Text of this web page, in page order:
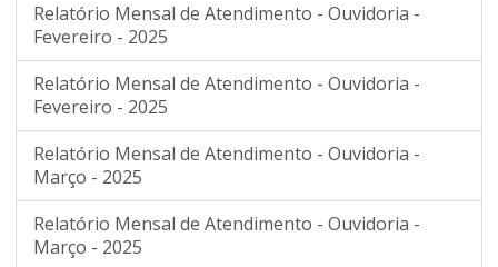
Relatório Mensal de Atendimento - Ouvidoria -
Fevereiro - 2025
Relatório Mensal de Atendimento - Ouvidoria -
Fevereiro - 2025
Relatório Mensal de Atendimento - Ouvidoria -
Março - 2025
Relatório Mensal de Atendimento - Ouvidoria -
Março - 2025